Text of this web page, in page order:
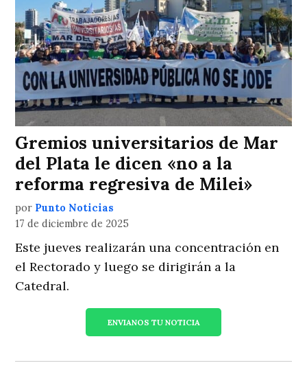
Gremios universitarios de Mar
del Plata le dicen «no a la
reforma regresiva de Milei»
por Punto Noticias
17 de diciembre de 2025
Este jueves realizarán una concentración en
el Rectorado y luego se dirigirán a la
Catedral.
ENVIANOS TU NOTICIA